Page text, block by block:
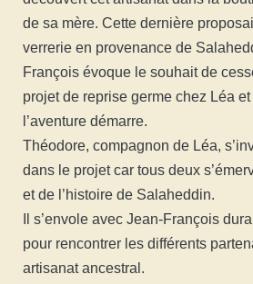
de sa mère. Cette dernière
verrerie en provenance de
François évoque le souhait de
projet de reprise germe chez Léa et
l’aventure démarre.
Théodore, compagnon de Léa,
dans le projet car tous deux
et de l’histoire de Salaheddin.
Il s’envole avec Jean-François
pour rencontrer les différents
artisanat ancestral.